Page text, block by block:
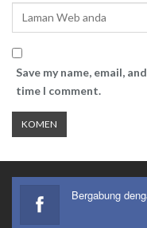
Save my name, email,
time I comment.